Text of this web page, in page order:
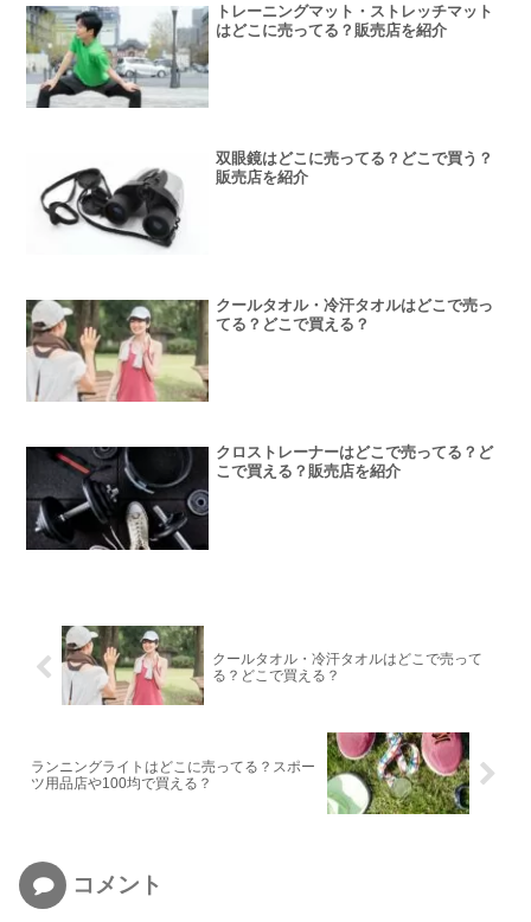
トレーニングマット・ストレッチマット
はどこに売ってる？販売店を紹介
双眼鏡はどこに売ってる？どこで買う？
販売店を紹介
クールタオル・冷汗タオルはどこで売っ
てる？どこで買える？
クロストレーナーはどこで売ってる？ど
こで買える？販売店を紹介
クールタオル・冷汗タオルはどこで売って
る？どこで買える？
ランニングライトはどこに売ってる？スポー
ツ用品店や100均で買える？
コメント